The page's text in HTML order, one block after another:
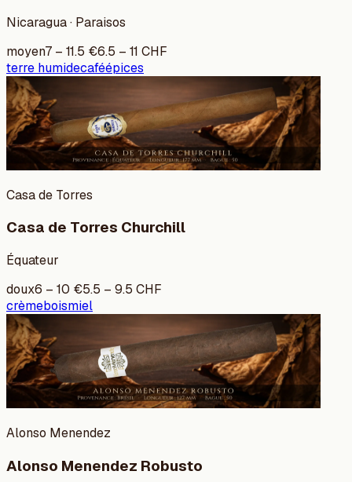
Nicaragua · Paraisos
moyen7 – 11.5 €6.5 – 11 CHF
terre humidecaféépices
Casa de Torres
Casa de Torres Churchill
Équateur
doux6 – 10 €5.5 – 9.5 CHF
crèmeboismiel
Alonso Menendez
Alonso Menendez Robusto